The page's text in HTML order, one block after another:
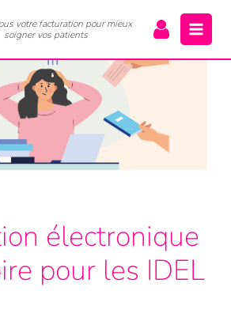
votre facturation pour mieux
soigner vos patients
électronique
pour les IDEL